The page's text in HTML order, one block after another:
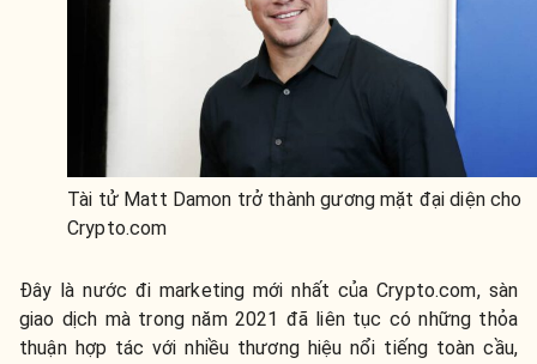
Tài tử Matt Damon trở thành gương mặt đại diện cho
Crypto.com
Đây là nước đi marketing mới nhất của Crypto.com, sàn
giao dịch mà trong năm 2021 đã liên tục có những thỏa
thuận hợp tác với nhiều thương hiệu nổi tiếng toàn cầu,